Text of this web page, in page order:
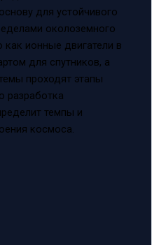
для устойчивого
околоземного
как ионные двигатели в
для спутников, а
проходят этапы
разработка
темпы и
космоса.